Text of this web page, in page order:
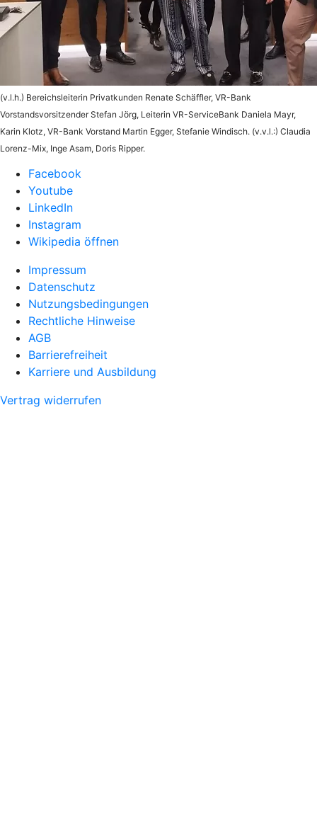
(v.l.h.) Bereichsleiterin Privatkunden Renate Schäffler, VR-Bank
Vorstandsvorsitzender Stefan Jörg, Leiterin VR-ServiceBank Daniela Mayr,
Karin Klotz, VR-Bank Vorstand Martin Egger, Stefanie Windisch. (v.v.l.:) Claudia
Lorenz-Mix, Inge Asam, Doris Ripper.
Facebook
Youtube
LinkedIn
Instagram
Wikipedia öffnen
Impressum
Datenschutz
Nutzungsbedingungen
Rechtliche Hinweise
AGB
Barrierefreiheit
Karriere und Ausbildung
Vertrag widerrufen